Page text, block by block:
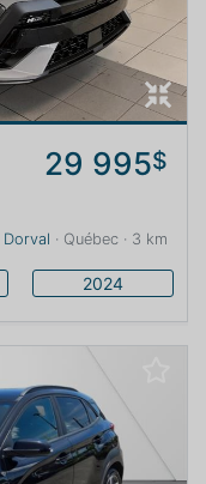
29 995$
Dorval · Québec · 3 km
2024